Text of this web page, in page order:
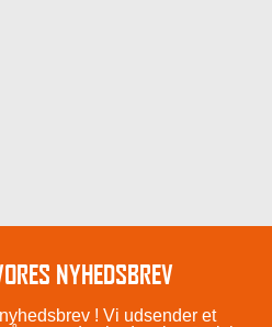
NYHEDSBREV
! Vi udsender et